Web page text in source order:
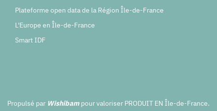
Plateforme open data de la Région Île-de-France
L'Europe en Île-de-France
Smart IDF
Propulsé par Wishibam pour valoriser PRODUIT EN Île-de-France.